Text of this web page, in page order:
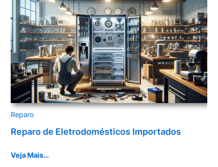
Reparo
Reparo de Eletrodomésticos Importados
Veja Mais…